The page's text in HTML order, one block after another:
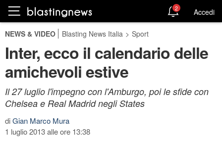
2 Accedi
NEWS & VIDEO Blasting News Italia > Sport
Inter, ecco il calendario delle
amichevoli estive
Il 27 luglio l'impegno con l'Amburgo, poi le sfide con
Chelsea e Real Madrid negli States
diGian Marco Mura
1 luglio 2013 alle ore 13:38